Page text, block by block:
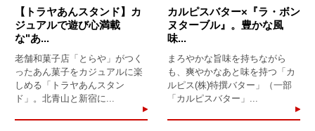
【トラヤあんスタンド】カ
ジュアルで遊び心満載
な"あ...
老舗和菓子店「とらや」がつく
ったあん菓子をカジュアルに楽
しめる「トラヤあんスタン
ド」。北青山と新宿に...
カルピスバター×『ラ・ボン
ヌターブル』。豊かな風
味...
まろやかな旨味を持ちながら
も、爽やかなあと味を持つ「カ
ルピス(株)特撰バター」（一部
「カルピスバター」...